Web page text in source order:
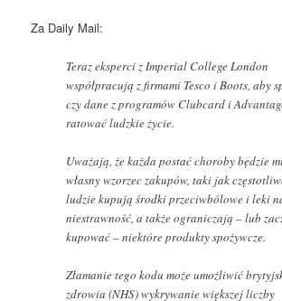
Za Daily Mail:
Teraz eksperci z Imperial College London
współpracują z firmami Tesco i Boots, aby
czy dane z programów Clubcard i
ratować ludzkie życie.
Uważają, że każda postać choroby będzie
własny wzorzec zakupów, taki jak
ludzie kupują środki przeciwbólowe i leki
niestrawność, a także ograniczają – lub
kupować – niektóre produkty spożywcze.
Złamanie tego kodu może umożliwić
zdrowia (NHS) wykrywanie większej liczby